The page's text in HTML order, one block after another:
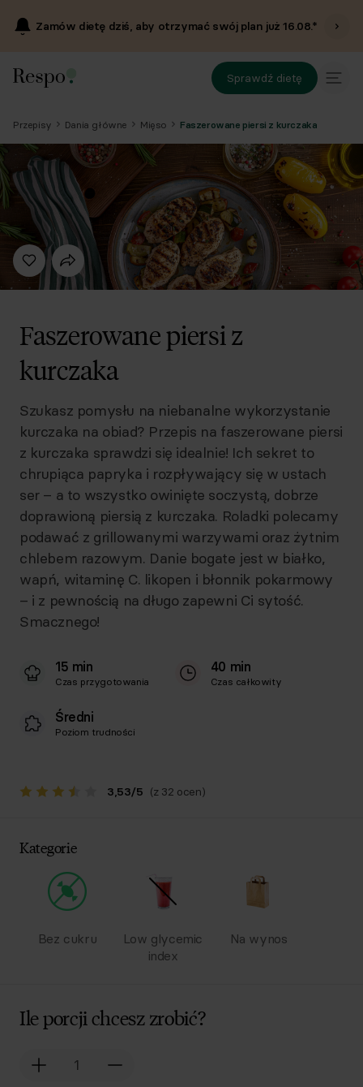
Zamów dietę dziś, aby otrzymać swój plan już16.08.*
Sprawdź dietę
Przepisy Dania główne Mięso Faszerowane piersi z kurczaka
Faszerowane piersi z
kurczaka
Szukasz pomysłu na niebanalne wykorzystanie
kurczaka na obiad? Przepis na faszerowane piersi
z kurczaka sprawdzi się idealnie! Ich sekret to
chrupiąca papryka i rozpływający się w ustach
ser – a to wszystko owinięte soczystą, dobrze
doprawioną piersią z kurczaka. Roladki polecamy
podawać z grillowanymi warzywami oraz żytnim
chlebem razowym. Danie bogate jest w białko,
wapń, witaminę C. likopen i błonnik pokarmowy
– i z pewnością na długo zapewni Ci sytość.
Smacznego!
15 min
Czas przygotowania
40 min
Czas całkowity
Średni
Poziom trudności
3,53/5 (z 32 ocen)
Kategorie
Bez cukru
Low glycemic
index
Na wynos
Ile porcji chcesz zrobić?